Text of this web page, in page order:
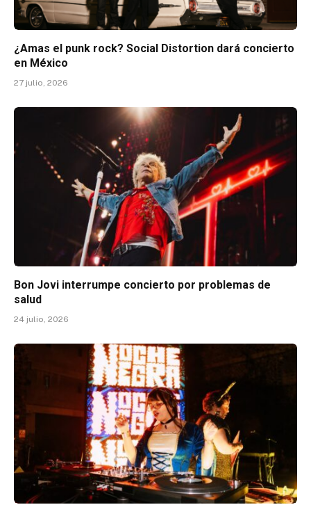
¿Amas el punk rock? Social Distortion dará concierto
en México
27 julio, 2026
Bon Jovi interrumpe concierto por problemas de
salud
24 julio, 2026